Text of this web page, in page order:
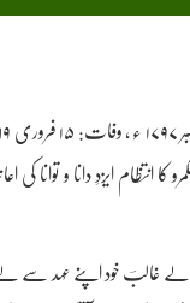
انتظام ایزدِ دانا و توانا
غالبؔ خود اپنے عہد سے